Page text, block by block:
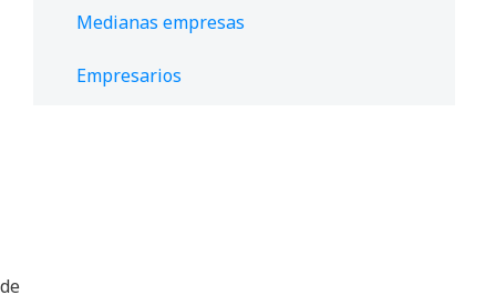
Medianas empresas
Empresarios